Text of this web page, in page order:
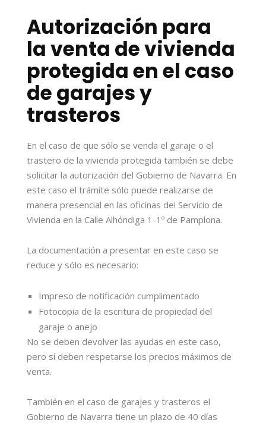
Autorización para
la venta de vivienda
protegida en el caso
de garajes y
trasteros
En el caso de que sólo se venda el garaje o el
trastero de la vivienda protegida también se debe
solicitar la autorización del Gobierno de Navarra. En
este caso el trámite sólo puede realizarse de
manera presencial en las oficinas del Servicio de
Vivienda en la Calle Alhóndiga 1-1º de Pamplona.
La documentación a presentar en este caso se
reduce y sólo es necesario:
Impreso de notificación cumplimentado
Fotocopia de la escritura de propiedad del
garaje o anejo
No se deben devolver las ayudas en este caso,
pero sí deben respetarse los precios máximos de
venta.
También en el caso de garajes y trasteros el
Gobierno de Navarra tiene un plazo de 40 días